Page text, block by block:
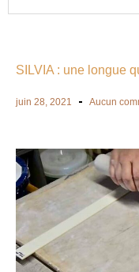
SILVIA : une longue
juin 28, 2021 Aucun